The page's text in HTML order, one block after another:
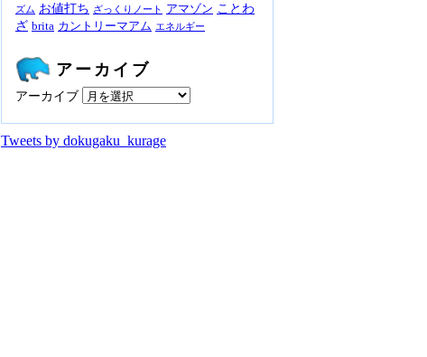
ズム お値打ち ざっくりノート アマゾン ことわ
ざ brita カントリーマアム エネルギー
アーカイブ
アーカイブ
Tweets by dokugaku_kurage